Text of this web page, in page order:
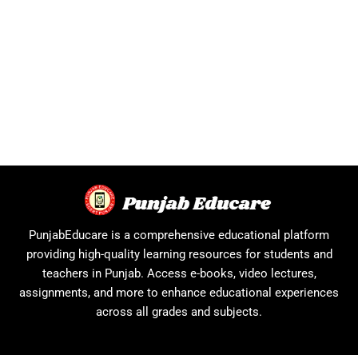
PunjabEducare is a comprehensive educational platform
providing high-quality learning resources for students and
teachers in Punjab. Access e-books, video lectures,
assignments, and more to enhance educational experiences
across all grades and subjects.